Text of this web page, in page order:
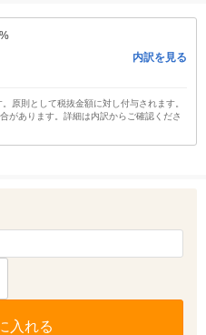
内訳を見る
原則として税抜金額に対し付与されます。
があります。詳細は内訳からご確認くださ
入れる